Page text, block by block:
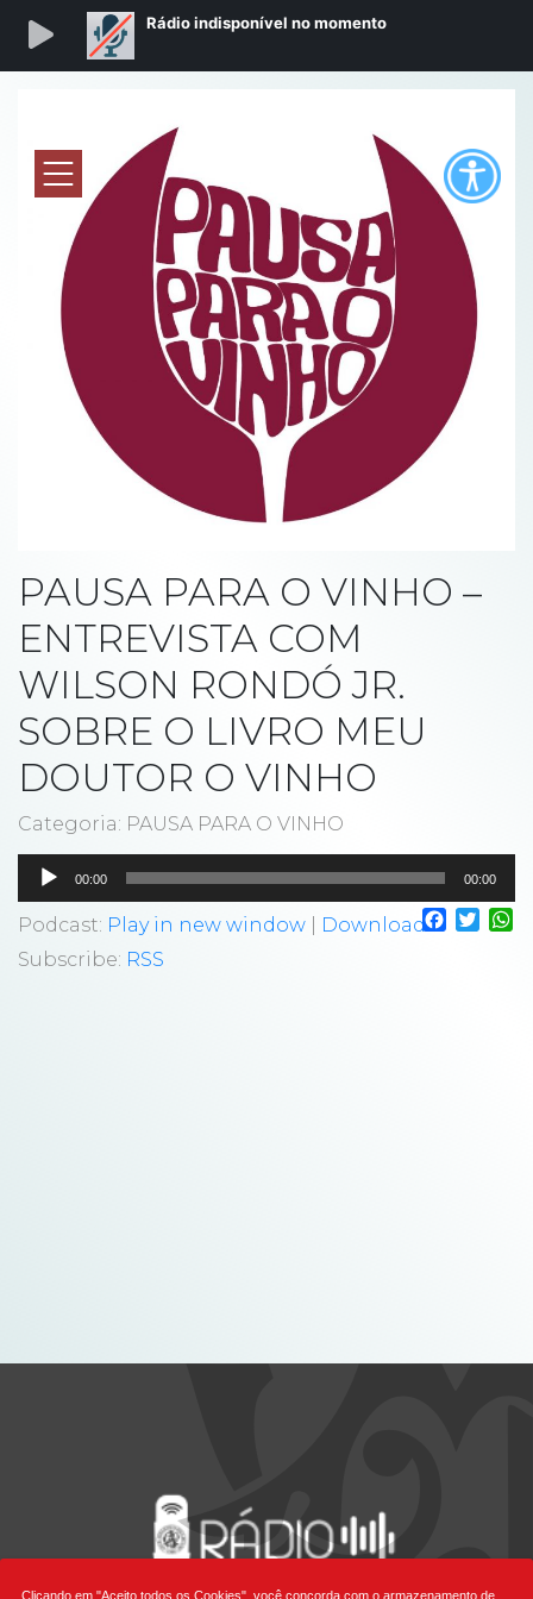
PAUSA PARA O VINHO –
ENTREVISTA COM
WILSON RONDÓ JR.
SOBRE O LIVRO MEU
DOUTOR O VINHO
Categoria: PAUSA PARA O VINHO
Tocador
áudio
00:00 00:00
Podcast: Play in new window
Download
Subscribe: RSS
Clicando em "Aceito todos os Cookies", você concorda com o armazenamento de